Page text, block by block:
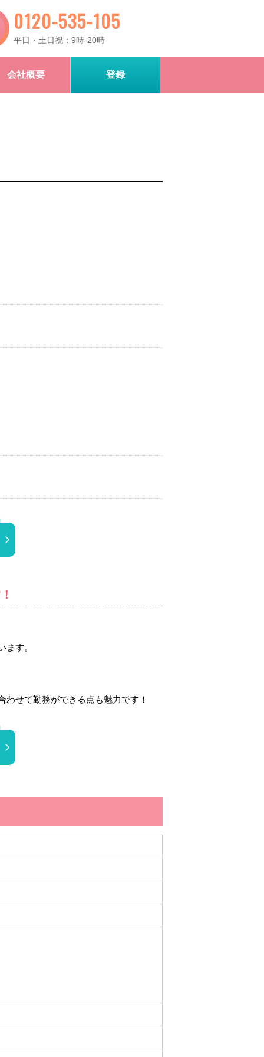
0120-535-105
平日・土日祝：9時-20時
会社概要 登録
す。
せて勤務ができる点も魅力です！